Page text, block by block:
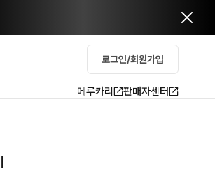
로그인/회원가입
메루카리 판매자센터